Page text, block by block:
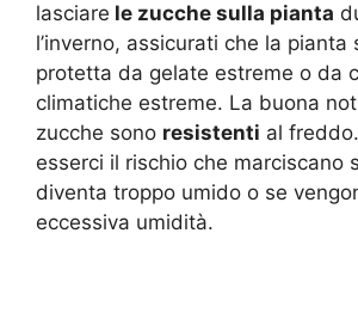
lasciare le zucche sulla pianta
l’inverno, assicurati che la pianta
protetta da gelate estreme o da
climatiche estreme. La buona
zucche sono resistenti al
esserci il rischio che marciscano
diventa troppo umido o se
eccessiva umidità.